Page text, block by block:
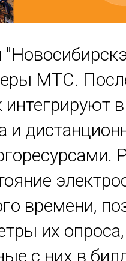
МТС.
и
времени,
их
с них в